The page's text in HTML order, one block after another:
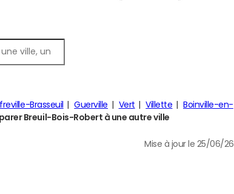
Brasseuil Guerville Vert Villette
Boinville-en-
Breuil-Bois-Robert à une autre ville
Mise à jour le 25/06/26